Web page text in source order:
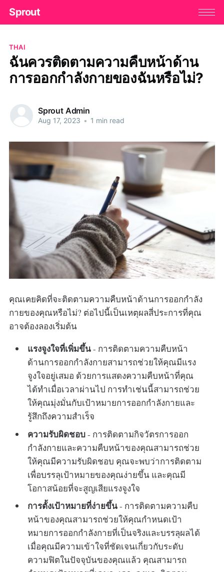
Sprout
THAI
ฉันควรติดตามความคืบหน้าด้าน
การออกกำลังกายของฉันหรือไม่?
Sprout Admin
Aug 17, 2023 • 1 min read
คุณเคยคิดที่จะติดตามความคืบหน้าด้านการออกกำลัง
กายของคุณหรือไม่? ต่อไปนี้เป็นเหตุผลสี่ประการที่คุณ
อาจต้องลองเริ่มต้น
แรงจูงใจที่เพิ่มขึ้น- การติดตามความคืบหน้า
ด้านการออกกำลังกายสามารถช่วยให้คุณมีแรง
จูงใจอยู่เสมอ ด้วยการแสดงความคืบหน้าที่คุณ
ได้ทำเมื่อเวลาผ่านไป การทำเช่นนี้สามารถช่วย
ให้คุณมุ่งมั่นกับเป้าหมายการออกกำลังกายและ
รู้สึกถึงความสำเร็จ
ความรับผิดชอบ- การติดตามกิจวัตรการออก
กำลังกายและความคืบหน้าของคุณสามารถช่วย
ให้คุณมีความรับผิดชอบ คุณจะพบว่าการติดตาม
เพื่อบรรลุเป้าหมายของคุณง่ายขึ้น และคุณมี
โอกาสน้อยที่จะสูญเสียแรงจูงใจ
การตั้งเป้าหมายที่ง่ายขึ้น- การติดตามความคืบ
หน้าของคุณสามารถช่วยให้คุณกำหนดเป้า
หมายการออกกำลังกายที่เป็นจริงและบรรลุผลได้
เมื่อคุณมีความเข้าใจที่ชัดเจนเกี่ยวกับระดับ
ความฟิตในปัจจุบันของคุณแล้ว คุณสามารถ